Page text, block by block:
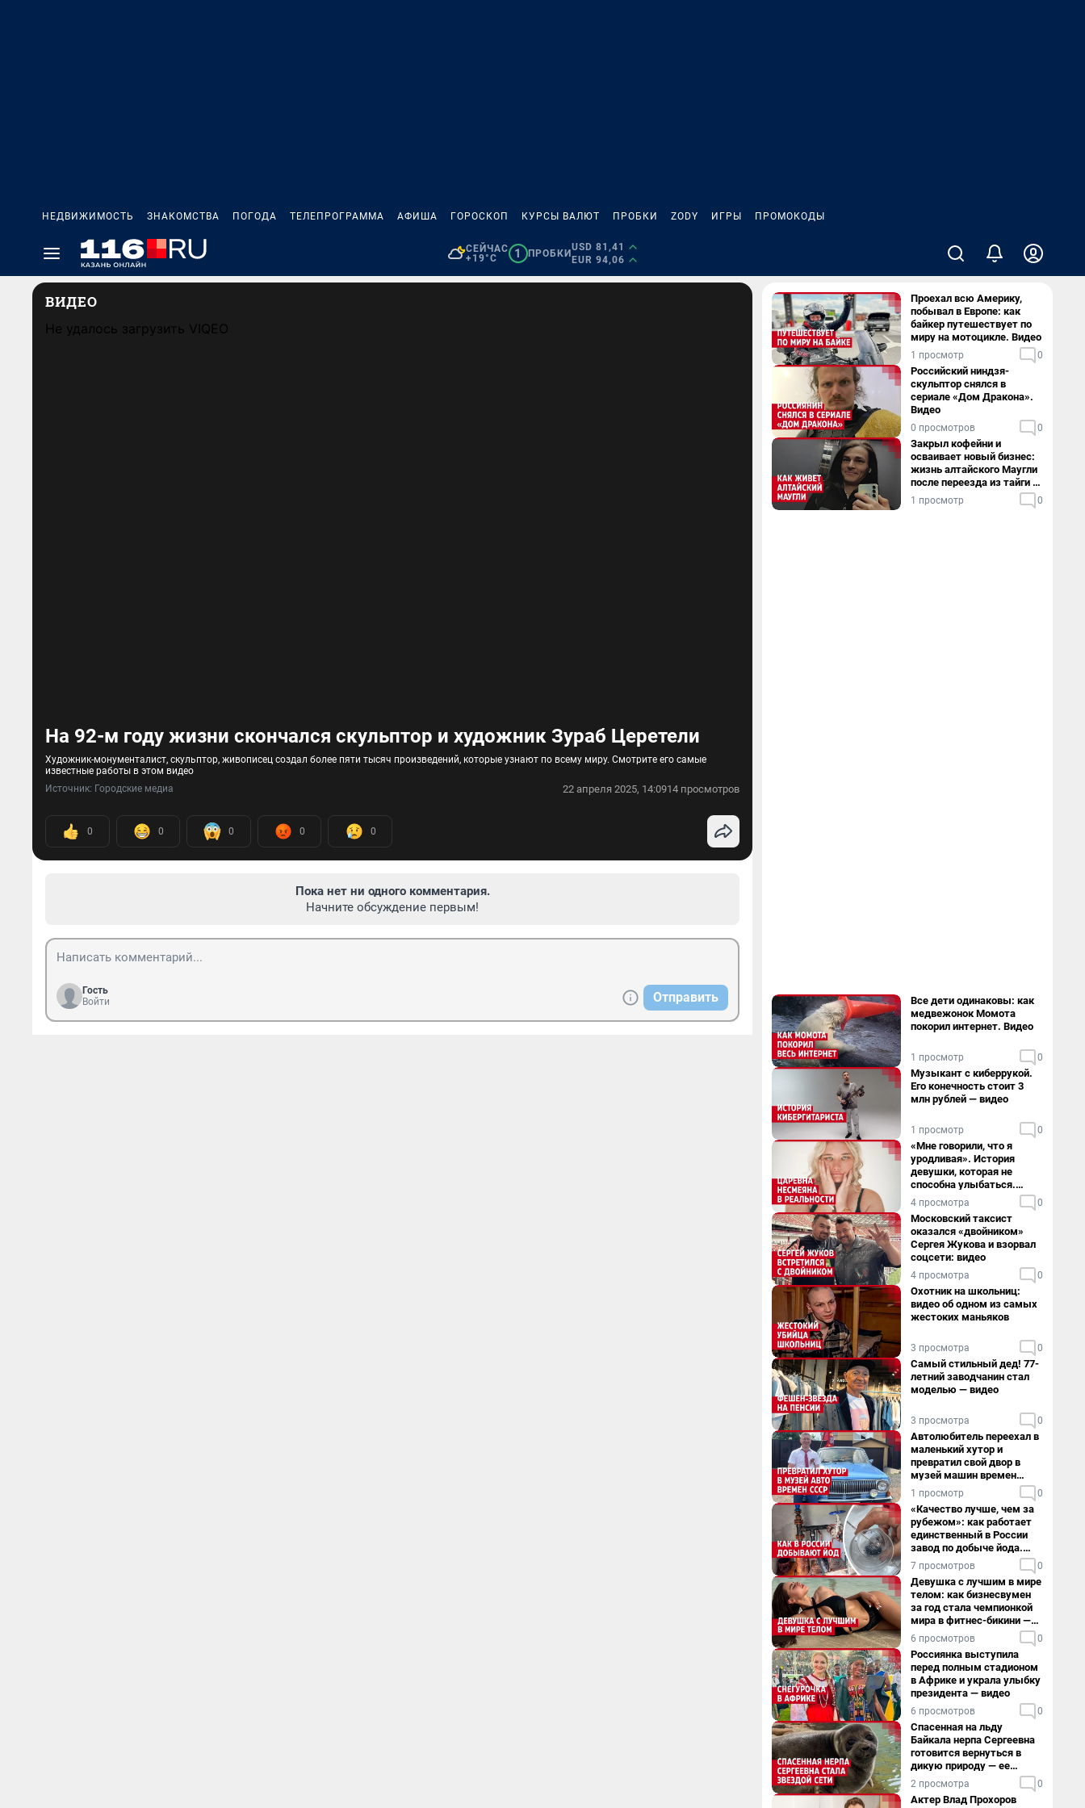
НЕДВИЖИМОСТЬ ЗНАКОМСТВА ПОГОДА ТЕЛЕПРОГРАММА АФИША ГОРОСКОП КУРСЫ ВАЛЮТ ПРОБКИ ZODY ИГРЫ ПРОМОКОДЫ
СЕЙЧАС
+19°C
1 ПРОБКИ
USD 81,41
EUR 94,06
ВИДЕО
Не удалось загрузить VIQEO
На 92-м году жизни скончался скульптор и художник Зураб Церетели
Художник-монументалист, скульптор, живописец создал более пяти тысяч произведений, которые узнают по всему миру. Смотрите его самые
известные работы в этом видео
Источник: Городские медиа 22 апреля 2025, 14:0914 просмотров
0 0 0 0 0
Пока нет ни одного комментария.
Начните обсуждение первым!
Гость
Войти
Отправить
Проехал всю Америку,
побывал в Европе: как
байкер путешествует по
миру на мотоцикле. Видео
1 просмотр 0
Российский ниндзя-
скульптор снялся в
сериале «Дом Дракона».
Видео
0 просмотров 0
Закрыл кофейни и
осваивает новый бизнес:
жизнь алтайского Маугли
после переезда из тайги в
столицу
1 просмотр 0
Все дети одинаковы: как
медвежонок Момота
покорил интернет. Видео
1 просмотр 0
Музыкант с киберрукой.
Его конечность стоит 3
млн рублей — видео
1 просмотр 0
«Мне говорили, что я
уродливая». История
девушки, которая не
способна улыбаться.
Видео
4 просмотра 0
Московский таксист
оказался «двойником»
Сергея Жукова и взорвал
соцсети: видео
4 просмотра 0
Охотник на школьниц:
видео об одном из самых
жестоких маньяков
3 просмотра 0
Самый стильный дед! 77-
летний заводчанин стал
моделью — видео
3 просмотра 0
Автолюбитель переехал в
маленький хутор и
превратил свой двор в
музей машин времен
СССР. Видео
1 просмотр 0
«Качество лучше, чем за
рубежом»: как работает
единственный в России
завод по добыче йода.
Видео
7 просмотров 0
Девушка с лучшим в мире
телом: как бизнесвумен
за год стала чемпионкой
мира в фитнес-бикини —
видео
6 просмотров 0
Россиянка выступила
перед полным стадионом
в Африке и украла улыбку
президента — видео
6 просмотров 0
Спасенная на льду
Байкала нерпа Сергеевна
готовится вернуться в
дикую природу — ее
видеоистория
2 просмотра 0
Актер Влад Прохоров